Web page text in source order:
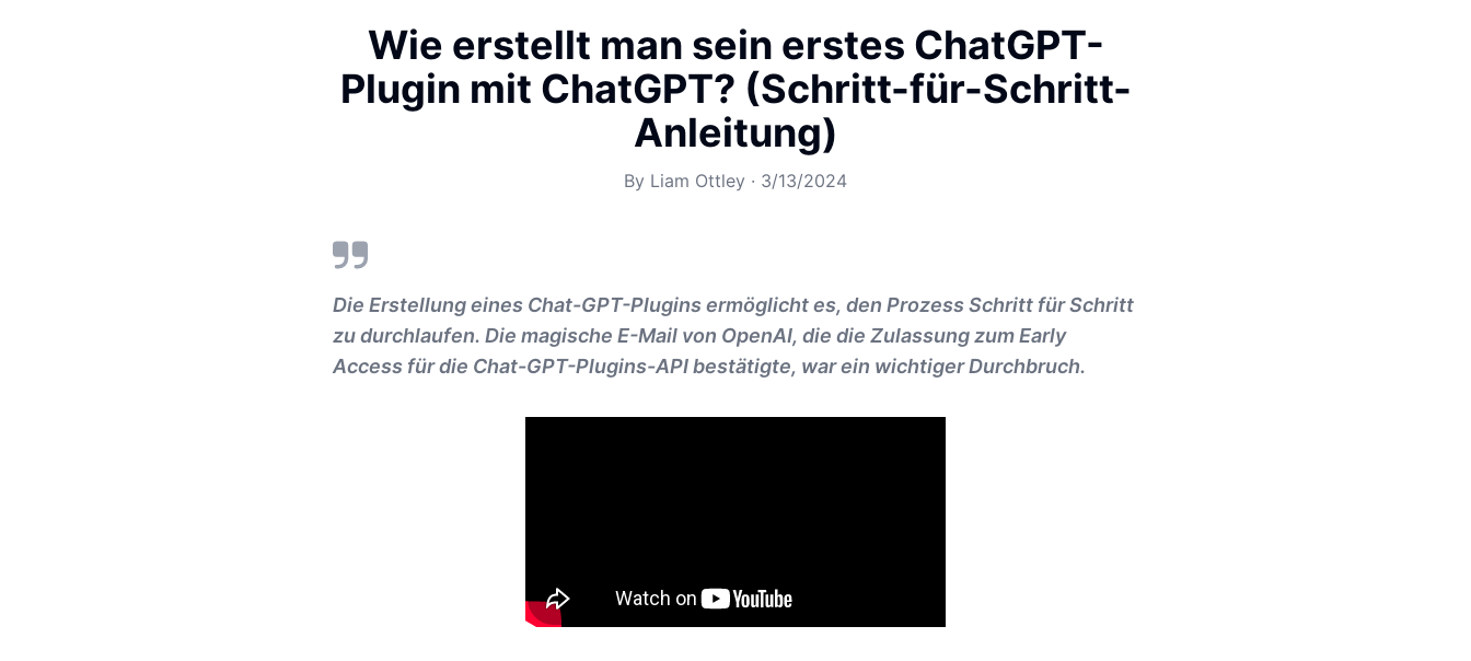
Wie erstellt man sein erstes ChatGPT-
Plugin mit ChatGPT? (Schritt-für-Schritt-
Anleitung)
By Liam Ottley · 3/13/2024
Die Erstellung eines Chat-GPT-Plugins ermöglicht es, den Prozess Schritt für Schritt
zu durchlaufen. Die magische E-Mail von OpenAI, die die Zulassung zum Early
Access für die Chat-GPT-Plugins-API bestätigte, war ein wichtiger Durchbruch.